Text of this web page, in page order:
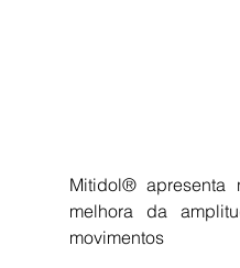
Mitidol® apresenta
melhora da
movimentos